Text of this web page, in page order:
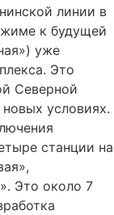
линии в
к будущей
уже
Это
Северной
условиях.
станции на
Это около 7